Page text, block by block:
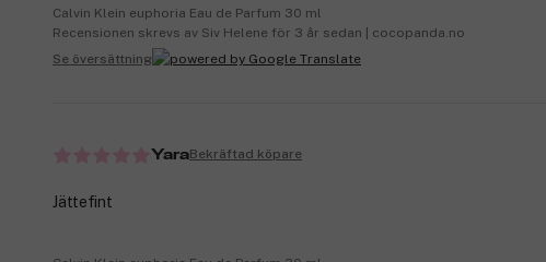
Calvin Klein euphoria Eau de Parfum 30 ml
Recensionen skrevs av Siv Helene för 3 år sedan | cocopanda.no
Se översättning
YaraBekräftad köpare
Jättefint